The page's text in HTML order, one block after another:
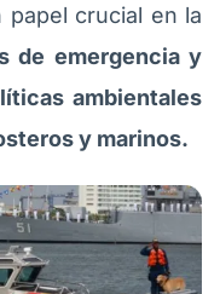
papel crucial en la
de emergencia y
ambientales
y marinos.